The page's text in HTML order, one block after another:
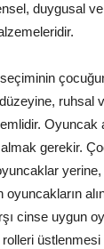
duygusal
çocuğun
ruhsal
gerekir.
cinse uygun